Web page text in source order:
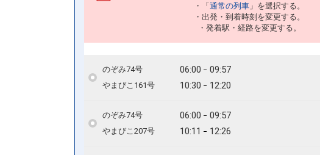
・「 通常の列車 」を選択する。
・出発・到着時刻を変更する。
・発着駅・経路を変更する。
のぞみ74号 06:00 09:57
やまびこ161号 10:30 12:20
のぞみ74号 06:00 09:57
やまびこ207号 10:11 12:26